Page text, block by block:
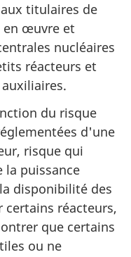
titulaires de
en œuvre et
nucléaires
réacteurs et
du risque
d'une
risque qui
la puissance
disponibilité des
certains réacteurs,
que certains
ou ne